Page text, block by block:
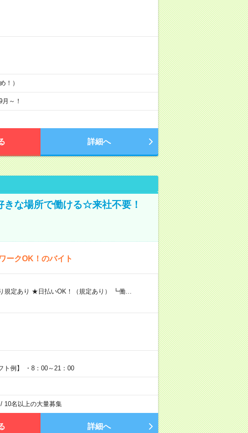
！）
～！
詳細へ
きな場所で働ける☆来社不要！
ークOK！のバイト
規定あり ★日払いOK！（規定あり） ┗働…
ト例】 ・8：00～21：00
10名以上の大量募集
詳細へ